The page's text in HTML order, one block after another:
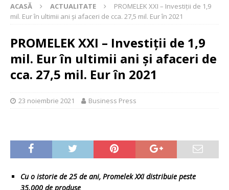
ACASĂ ACTUALITATE
PROMELEK XXI – Investiții de 1,9
mil. Eur în ultimii ani și afaceri de cca. 27,5 mil. Eur în 2021
PROMELEK XXI – Investiții de 1,9
mil. Eur în ultimii ani și afaceri de
cca. 27,5 mil. Eur în 2021
23 noiembrie 2021 Business Press
Cu o istorie de 25 de ani, Promelek XXI distribuie peste
35.000 de produse